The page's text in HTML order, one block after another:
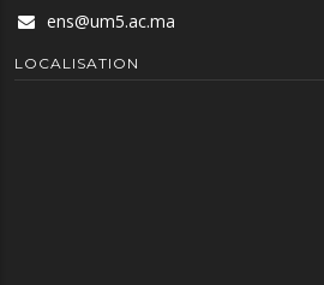
ens@um5.ac.ma
LOCALISATION